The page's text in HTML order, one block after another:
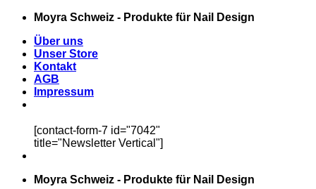
Zum
springen
Moyra Schweiz - Produkte für Nail Design
Über uns
Unser Store
Kontakt
AGB
Impressum
[contact-form-7 id="7042"
title="Newsletter Vertical"]
Moyra Schweiz - Produkte für Nail Design